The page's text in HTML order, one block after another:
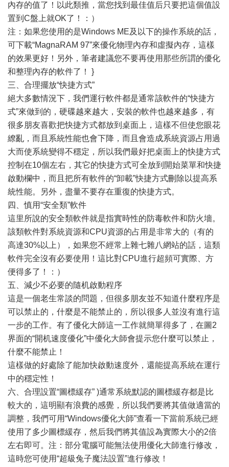
內存的值了！以此類推，當您找到最佳值后只要把這個值設
置到C盤上就OK了！：）
注：如果您使用的是Windows ME及以下的操作系統的話，
可下載“MagnaRAM 97”來優化物理內存和虛擬內存，這樣
的效果更好！另外，筆者建議您不要再使用那些所謂的優化
和整理內存的軟件了！ }
三、合理擺放“快捷方式”
絕大多數情況下，我們運行軟件都是通常該軟件的“快捷方
式”來做到的，硬碟越來越大，安裝的軟件也越來越多，有
很多朋友喜歡把快捷方式都放到桌面上，這樣不但使您眼花
繚亂，而且系統性能也會下降，而且會造成系統資源占用過
大而使系統變得不穩定，所以我們最好把桌面上的快捷方式
控制在10個左右，其它的快捷方式可全放到開始菜單和快捷
啟動欄中，而且把所有軟件的“卸載”快捷方式刪除以提高系
統性能。另外，盡量不要存在重復的快捷方式。
四、慎用“安全類”軟件
這里所說的安全類軟件就是指實時性的防毒軟件和防火墻。
該類軟件對系統資源和CPU資源的占用是非常大的（有的
高達30%以上），如果您不經常上雜七雜八網站的話，這類
軟件完全沒有必要使用！這比對CPU進行超頻可實際、方
便得多了！：）
五、減少不必要的隨机啟動程序
這是一個老生常談的問題，但很多朋友並不知道什麼程序是
可以禁止的，什麼是不能禁止的，所以很多人並沒有進行這
一步的工作。有了優化大師這一工作就簡單得多了，在圖2
界面的“開机速度優化”中優化大師會提示您什麼可以禁止，
什麼不能禁止！
這樣做的好處除了能加快啟動速度外，還能提高系統在運行
中的穩定性！
六、合理設置“圖標緩存” )通常系統默認的圖標緩存都是比
較大的，這明顯有浪費的感覺，所以我們要將其值做適當的
調整，我們可用“Windows優化大師”查看一下當前系統已經
使用了多少圖標緩存，然后我們將其值設為實際大小的2倍
左右即可。注：部分電腦可能無法使用優化大師進行修改，
這時您可使用“超級兔子魔法設置”進行修改！